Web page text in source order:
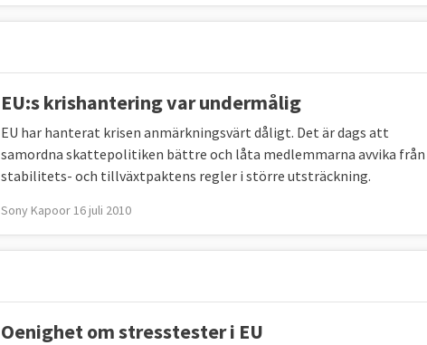
EU:s krishantering var undermålig
EU har hanterat krisen anmärkningsvärt dåligt. Det är dags att
samordna skattepolitiken bättre och låta medlemmarna avvika från
stabilitets- och tillväxtpaktens regler i större utsträckning.
Sony Kapoor 16 juli 2010
Oenighet om stresstester i EU